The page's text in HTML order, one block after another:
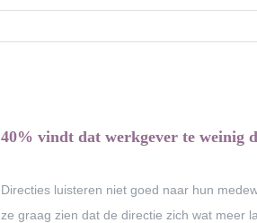
40% vindt dat werkgever te weinig
Directies luisteren niet goed naar hun
ze graag zien dat de directie zich wat meer